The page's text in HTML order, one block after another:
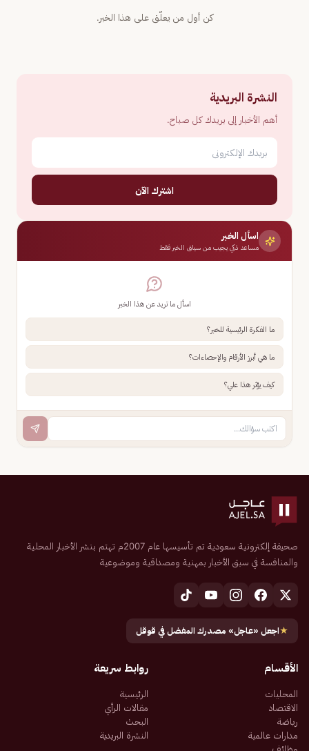
كن أول من يعلّق على هذا الخبر.
النشرة البريدية
أهم الأخبار إلى بريدك كل صباح.
اشترك الآن
اسأل الخبر
مساعد ذكي يجيب من سياق الخبر فقط
اسأل ما تريد عن هذا الخبر
ما الفكرة الرئيسية للخبر؟
ما هي أبرز الأرقام والإحصاءات؟
كيف يؤثر هذا علي؟
صحيفة إلكترونية سعودية تم تأسيسها عام 2007م تهتم بنشر الأخبار المحلية
والمنافسة في سبق الأخبار بمهنية ومصداقية وموضوعية
★اجعل «عاجل» مصدرك المفضل في قوقل
الأقسام
المحليات
الاقتصاد
رياضة
مدارات عالمية
روابط سريعة
الرئيسية
مقالات الرأي
البحث
النشرة البريدية